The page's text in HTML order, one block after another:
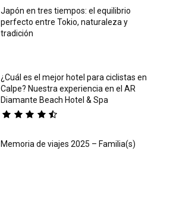
Japón en tres tiempos: el equilibrio
perfecto entre Tokio, naturaleza y
tradición
¿Cuál es el mejor hotel para ciclistas en
Calpe? Nuestra experiencia en el AR
Diamante Beach Hotel & Spa
Memoria de viajes 2025 – Familia(s)